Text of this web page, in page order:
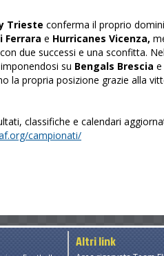
Trieste conferma il proprio
Ferrara e Hurricanes Vicenza,
due successi e una sconfitta. Nel
su Bengals Brescia e
la propria posizione grazie alla
classifiche e calendari
campionati/
Altri link